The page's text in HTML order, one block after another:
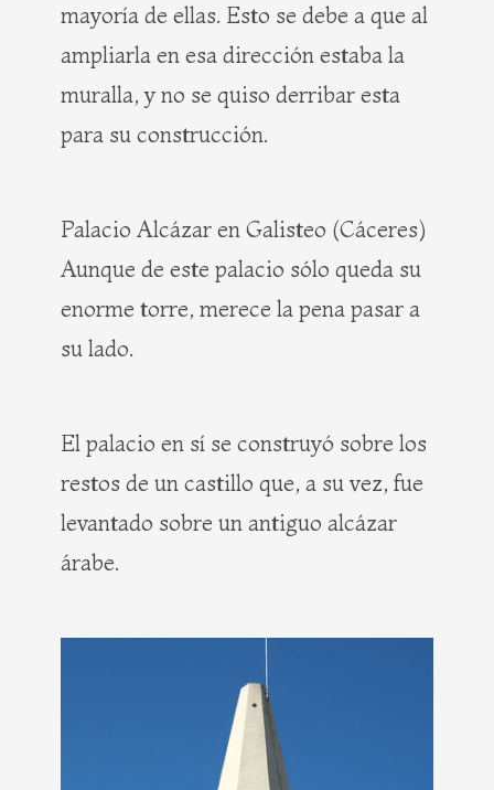
mayoría de ellas. Esto se debe a que al
ampliarla en esa dirección estaba la
muralla, y no se quiso derribar esta
para su construcción.
Palacio Alcázar en Galisteo (Cáceres)
Aunque de este palacio sólo queda su
enorme torre, merece la pena pasar a
su lado.
El palacio en sí se construyó sobre los
restos de un castillo que, a su vez, fue
levantado sobre un antiguo alcázar
árabe.